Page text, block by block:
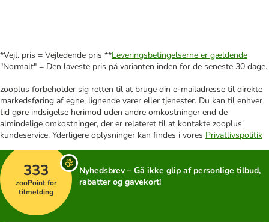
*Vejl. pris = Vejledende pris **Leveringsbetingelserne er gældende
"Normalt" = Den laveste pris på varianten inden for de seneste 30 dage.
zooplus forbeholder sig retten til at bruge din e-mailadresse til direkte
markedsføring af egne, lignende varer eller tjenester. Du kan til enhver
tid gøre indsigelse herimod uden andre omkostninger end de
almindelige omkostninger, der er relateret til at kontakte zooplus'
kundeservice. Yderligere oplysninger kan findes i vores Privatlivspolitik
333
zooPoint for
tilmelding
Nyhedsbrev – Gå ikke glip af personlige tilbud,
rabatter og gavekort!